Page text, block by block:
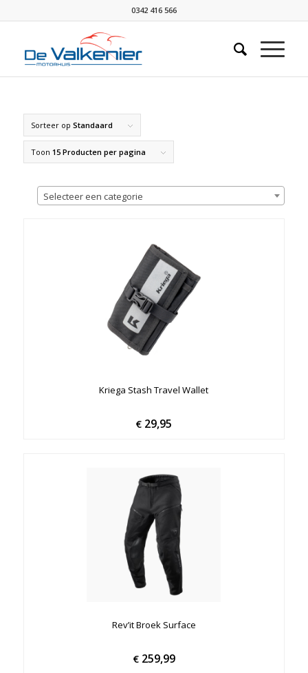
0342 416 566
Sorteer op Standaard
Toon 15 Producten per pagina
Selecteer een categorie
Kriega Stash Travel Wallet
€ 29,95
Rev’it Broek Surface
€259,99